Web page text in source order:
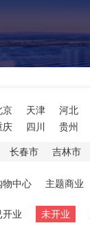
京 天津 河北
庆 四川 贵州
长春市 吉林市
物中心 主题商业
开业 未开业